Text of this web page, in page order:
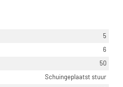
5
6
50
Schuingeplaatst stuur